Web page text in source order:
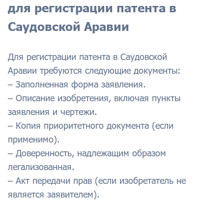
для регистрации патента в
Саудовской Аравии
Для регистрации патента в Саудовской
Аравии требуются следующие документы:
– Заполненная форма заявления.
– Описание изобретения, включая пункты
заявления и чертежи.
– Копия приоритетного документа (если
применимо).
– Доверенность, надлежащим образом
легализованная.
– Акт передачи прав (если изобретатель не
является заявителем).